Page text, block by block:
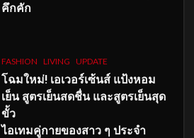
คึกคัก
FASHION LIVING UPDATE
โฉมใหม่! เอเวอร์เซ้นส์ แป้งหอม
เย็น สูตรเย็นสดชื่น และสูตรเย็นสุด
ขั้ว
ไอเทมคู่กายของสาว ๆ ประจำ